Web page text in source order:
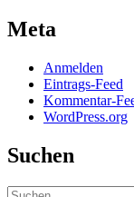
Meta
Anmelden
Eintrags-Feed
Kommentar-
WordPress.org
Suchen
Suchen